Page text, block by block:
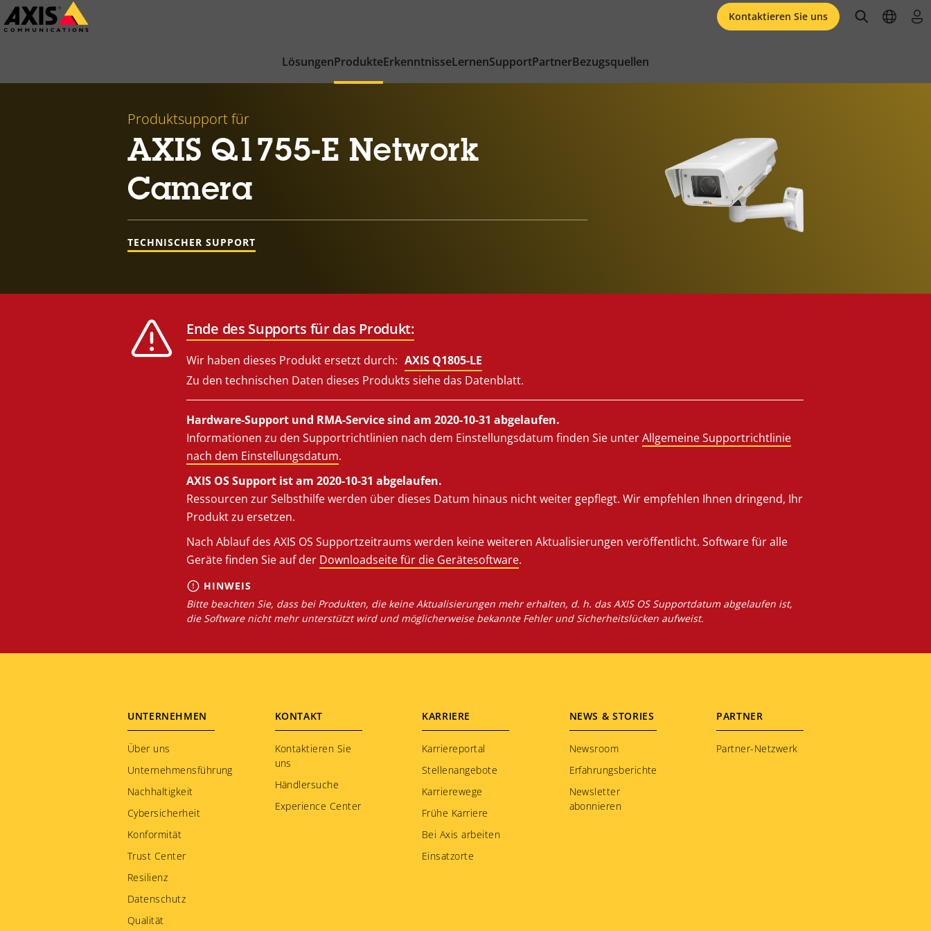
Zum
Hauptinhalt
LösungenProdukteErkenntnisseLernenSupportPartnerBezugsquellen
Kontaktieren Sie uns openopen
Produktsupport für
AXIS Q1755-E Network
Camera
TECHNISCHER SUPPORT
Ende des Supports für das Produkt:
Wir haben dieses Produkt ersetzt durch: AXIS Q1805-LE
Zu den technischen Daten dieses Produkts siehe das Datenblatt.
Hardware-Support und RMA-Service sind am 2020-10-31 abgelaufen.
Informationen zu den Supportrichtlinien nach dem Einstellungsdatum finden Sie unterAllgemeine Supportrichtlinie
nach dem Einstellungsdatum.
AXIS OS Support ist am 2020-10-31 abgelaufen.
Ressourcen zur Selbsthilfe werden über dieses Datum hinaus nicht weiter gepflegt. Wir empfehlen Ihnen dringend, Ihr
Produkt zu ersetzen.
Nach Ablauf des AXIS OS Supportzeitraums werden keine weiteren Aktualisierungen veröffentlicht. Software für alle
Geräte finden Sie auf der Downloadseite für die Gerätesoftware.
HINWEIS
Bitte beachten Sie, dass bei Produkten, die keine Aktualisierungen mehr erhalten, d. h. das AXIS OS Supportdatum abgelaufen ist,
die Software nicht mehr unterstützt wird und möglicherweise bekannte Fehler und Sicherheitslücken aufweist.
Footer
menu
UNTERNEHMEN
Über uns
Unternehmensführung
Nachhaltigkeit
Cybersicherheit
Konformität
Trust Center
Resilienz
Datenschutz
Qualität
KONTAKT
Kontaktieren Sie
uns
Händlersuche
Experience Center
KARRIERE
Karriereportal
Stellenangebote
Karrierewege
Frühe Karriere
Bei Axis arbeiten
Einsatzorte
NEWS & STORIES
Newsroom
Erfahrungsberichte
Newsletter
abonnieren
PARTNER
Partner-Netzwerk